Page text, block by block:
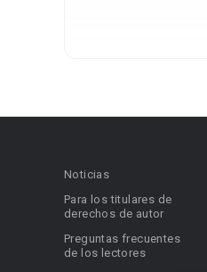
Noticias
Para los titulares de
derechos de autor
Preguntas frecuentes
de los lectores